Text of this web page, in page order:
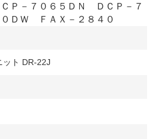
Ｐ－７０６５ＤＮ ＤＣＰ－７
ＤＷ ＦＡＸ－２８４０
ト DR-22J